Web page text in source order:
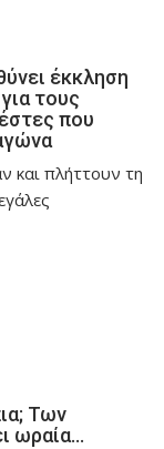
έκκληση
τους
που
και πλήττουν τη
Των
ωραία…